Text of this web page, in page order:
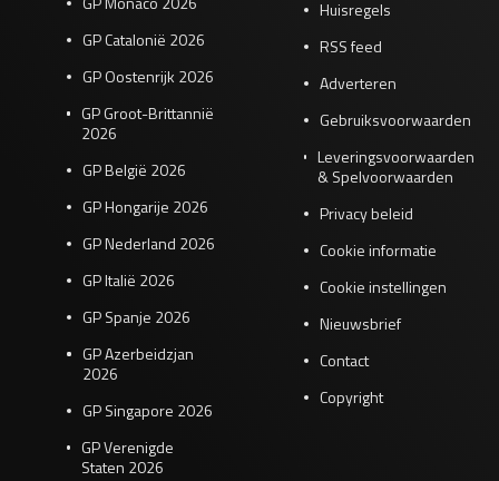
GP Catalonië 2026
GP Oostenrijk 2026
GP Groot-Brittannië
2026
GP België 2026
GP Hongarije 2026
GP Nederland 2026
GP Italië 2026
GP Spanje 2026
GP Azerbeidzjan
2026
GP Singapore 2026
GP Verenigde
Staten 2026
Huisregels
RSS feed
Adverteren
Gebruiksvoorwaarden
Leveringsvoorwaarden
& Spelvoorwaarden
Privacy beleid
Cookie informatie
Cookie instellingen
Nieuwsbrief
Contact
Copyright